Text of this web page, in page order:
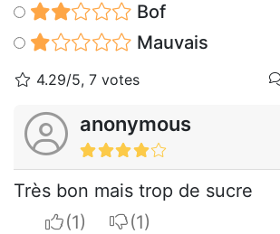
Bof
Mauvais
4.29/5, 7 votes
anonymous
Très bon mais trop de sucre
I apreciateI do not appreciate